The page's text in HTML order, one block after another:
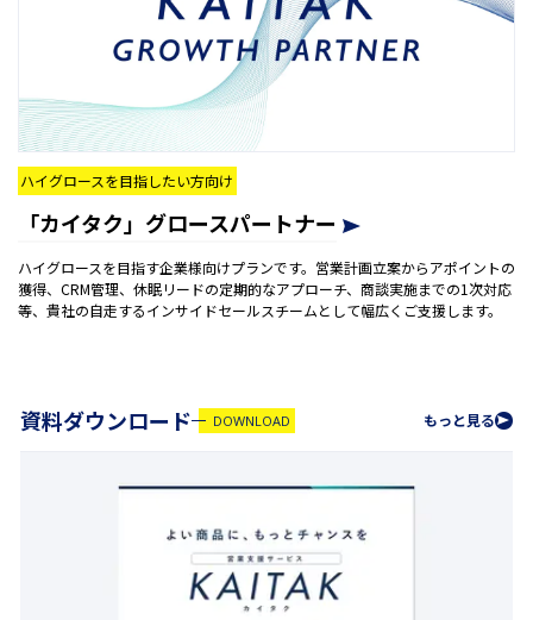
ハイグロースを目指したい方向け
「カイタク」グロースパートナー
ハイグロースを目指す企業様向けプランです。営業計画立案からアポイントの
獲得、CRM管理、休眠リードの定期的なアプローチ、商談実施までの1次対応
等、貴社の自走するインサイドセールスチームとして幅広くご支援します。
資料ダウンロード DOWNLOAD もっと見る